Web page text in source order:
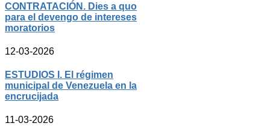
CONTRATACIÓN. Dies a quo
para el devengo de intereses
moratorios
12-03-2026
ESTUDIOS I. El régimen
municipal de Venezuela en la
encrucijada
11-03-2026